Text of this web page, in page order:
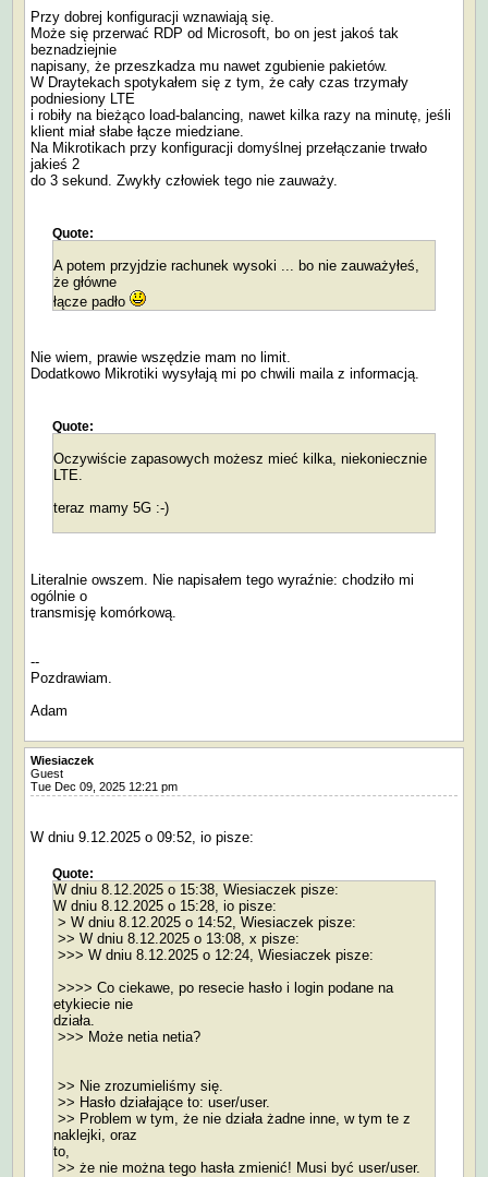
Przy dobrej konfiguracji wznawiają się.
Może się przerwać RDP od Microsoft, bo on jest jakoś tak
beznadziejnie
napisany, że przeszkadza mu nawet zgubienie pakietów.
W Draytekach spotykałem się z tym, że cały czas trzymały
podniesiony LTE
i robiły na bieżąco load-balancing, nawet kilka razy na minutę, jeśli
klient miał słabe łącze miedziane.
Na Mikrotikach przy konfiguracji domyślnej przełączanie trwało
jakieś 2
do 3 sekund. Zwykły człowiek tego nie zauważy.
Quote:
A potem przyjdzie rachunek wysoki ... bo nie zauważyłeś,
że główne
łącze padło
Nie wiem, prawie wszędzie mam no limit.
Dodatkowo Mikrotiki wysyłają mi po chwili maila z informacją.
Quote:
Oczywiście zapasowych możesz mieć kilka, niekoniecznie
LTE.
teraz mamy 5G :-)
Literalnie owszem. Nie napisałem tego wyraźnie: chodziło mi
ogólnie o
transmisję komórkową.
--
Pozdrawiam.
Adam
Wiesiaczek
Guest
Tue Dec 09, 2025 12:21 pm
W dniu 9.12.2025 o 09:52, io pisze:
Quote:
W dniu 8.12.2025 o 15:38, Wiesiaczek pisze:
W dniu 8.12.2025 o 15:28, io pisze:
> W dniu 8.12.2025 o 14:52, Wiesiaczek pisze:
>> W dniu 8.12.2025 o 13:08, x pisze:
>>> W dniu 8.12.2025 o 12:24, Wiesiaczek pisze:
>>>> Co ciekawe, po resecie hasło i login podane na
etykiecie nie
działa.
>>> Może netia netia?
>> Nie zrozumieliśmy się.
>> Hasło działające to: user/user.
>> Problem w tym, że nie działa żadne inne, w tym te z
naklejki, oraz
to,
>> że nie można tego hasła zmienić! Musi być user/user.